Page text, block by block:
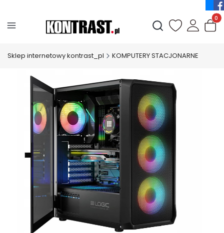
Otwórz
Sklep internetowy kontrast_pl KOMPUTERY STACJONARNE